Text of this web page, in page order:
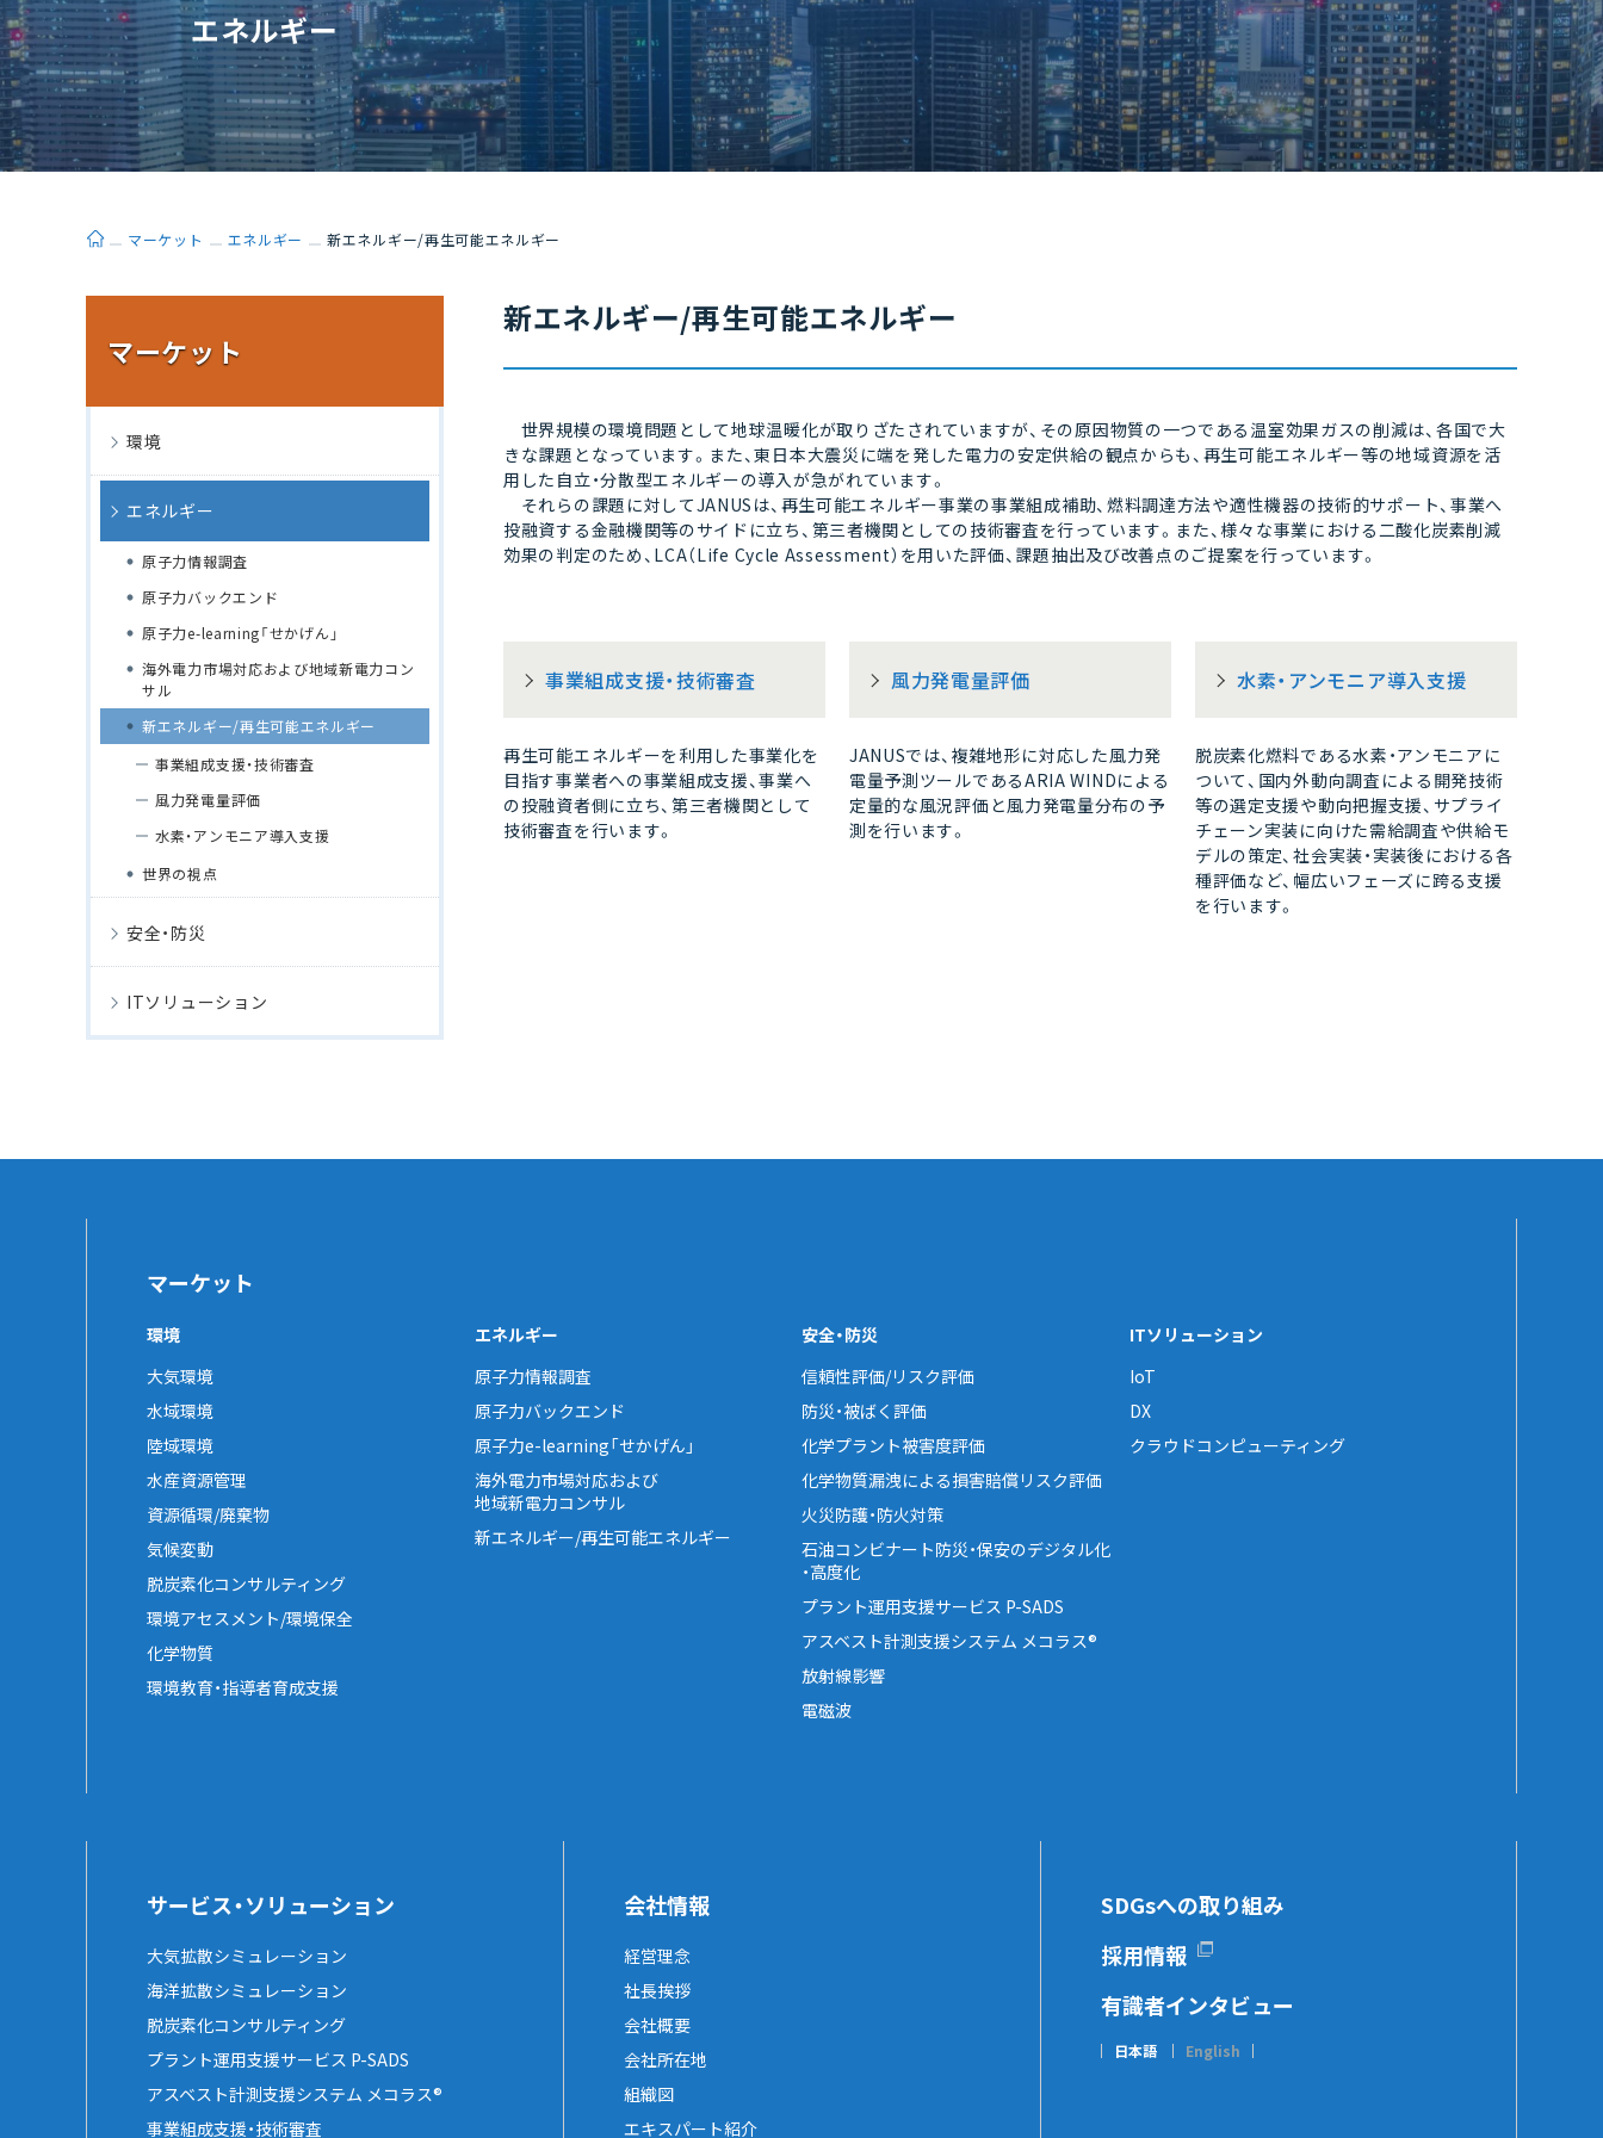
エネルギー
ホームマーケット エネルギー 新エネルギー/再生可能エネルギー
新エネルギー/再生可能エネルギー
世界規模の環境問題として地球温暖化が取りざたされていますが、その原因物質の一つである温室効果ガスの削減は、各国で大
きな課題となっています。また、東日本大震災に端を発した電力の安定供給の観点からも、再生可能エネルギー等の地域資源を活
用した自立・分散型エネルギーの導入が急がれています。
それらの課題に対してJANUSは、再生可能エネルギー事業の事業組成補助、燃料調達方法や適性機器の技術的サポート、事業へ
投融資する金融機関等のサイドに立ち、第三者機関としての技術審査を行っています。また、様々な事業における二酸化炭素削減
効果の判定のため、LCA（Life Cycle Assessment）を用いた評価、課題抽出及び改善点のご提案を行っています。
事業組成支援・技術審査
再生可能エネルギーを利用した事業化を
目指す事業者への事業組成支援、事業へ
の投融資者側に立ち、第三者機関として
技術審査を行います。
風力発電量評価
JANUSでは、複雑地形に対応した風力発
電量予測ツールであるARIA WINDによる
定量的な風況評価と風力発電量分布の予
測を行います。
水素・アンモニア導入支援
脱炭素化燃料である水素・アンモニアに
ついて、国内外動向調査による開発技術
等の選定支援や動向把握支援、サプライ
チェーン実装に向けた需給調査や供給モ
デルの策定、社会実装・実装後における各
種評価など、幅広いフェーズに跨る支援
を行います。
マーケット
環境
エネルギー
原子力情報調査
原子力バックエンド
原子力e-learning「せかげん」
海外電力市場対応および地域新電力コン
サル
新エネルギー/再生可能エネルギー
事業組成支援・技術審査
風力発電量評価
水素・アンモニア導入支援
世界の視点
安全・防災
ITソリューション
マーケット
環境
大気環境
水域環境
陸域環境
水産資源管理
資源循環/廃棄物
気候変動
脱炭素化コンサルティング
環境アセスメント/環境保全
化学物質
環境教育・指導者育成支援
エネルギー
原子力情報調査
原子力バックエンド
原子力e-learning「せかげん」
海外電力市場対応および
地域新電力コンサル
新エネルギー/再生可能エネルギー
安全・防災
信頼性評価/リスク評価
防災・被ばく評価
化学プラント被害度評価
化学物質漏洩による損害賠償リスク評価
火災防護・防火対策
石油コンビナート防災・保安のデジタル化
・高度化
プラント運用支援サービス P-SADS
アスベスト計測支援システム メコラス®
放射線影響
電磁波
ITソリューション
IoT
DX
クラウドコンピューティング
サービス・ソリューション
大気拡散シミュレーション
海洋拡散シミュレーション
脱炭素化コンサルティング
プラント運用支援サービス P-SADS
アスベスト計測支援システム メコラス®
事業組成支援・技術審査
会社情報
経営理念
社長挨拶
会社概要
会社所在地
組織図
エキスパート紹介
SDGsへの取り組み
採用情報
有識者インタビュー
日本語 English